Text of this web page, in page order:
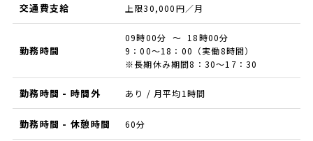
交通費支給 上限30,000円／月
勤務時間
09時00分 ～ 18時00分
9：00～18：00（実働8時間）
※長期休み期間8：30～17：30
勤務時間 - 時間外 あり / 月平均1時間
勤務時間 - 休憩時間 60分